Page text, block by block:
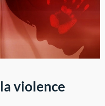
violence